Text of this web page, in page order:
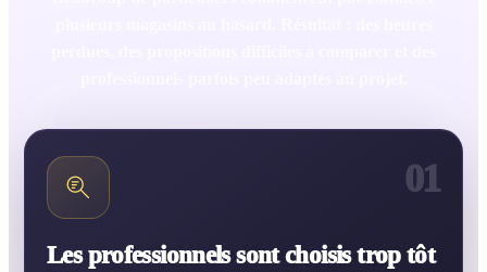
01
Les professionnels sont choisis trop tôt